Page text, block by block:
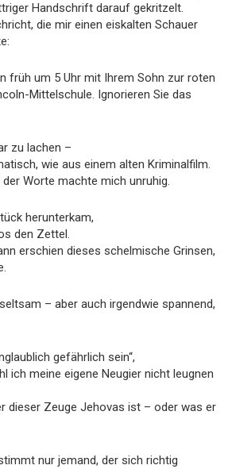
Handschrift darauf gekritzelt.
die mir einen eiskalten Schauer
früh um 5 Uhr mit Ihrem Sohn zur roten
Mittelschule. Ignorieren Sie das
zu lachen –
wie aus einem alten Kriminalfilm.
Worte machte mich unruhig.
herunterkam,
den Zettel.
erschien dieses schelmische Grinsen,
– aber auch irgendwie spannend,
gefährlich sein“,
ich meine eigene Neugier nicht leugnen
dieser Zeuge Jehovas ist – oder was er
nur jemand, der sich richtig